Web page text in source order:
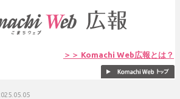
＞＞ Komachi Web広報とは？